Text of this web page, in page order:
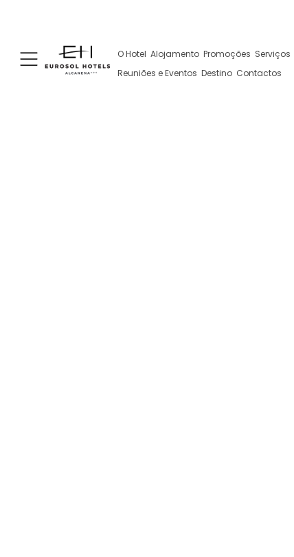
(Chamada para a rede fixa nacional)
custos)
O Hotel Alojamento Promoções Serviços
Reuniões e Eventos Destino Contactos